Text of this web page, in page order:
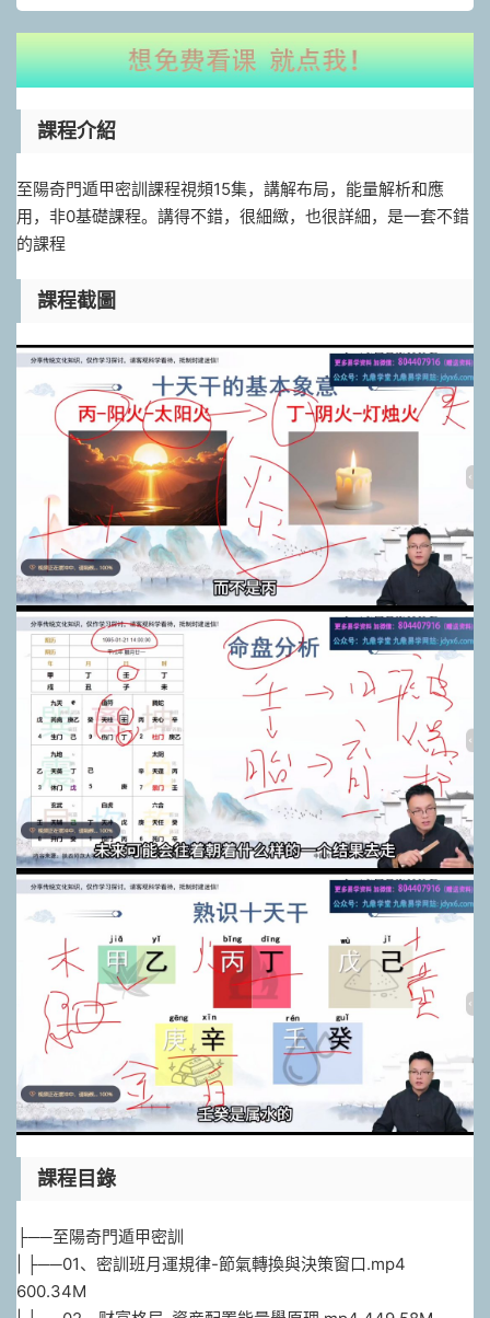
課程介紹
至陽奇門遁甲密訓課程視頻15集，講解布局，能量解析和應
用，非0基礎課程。講得不錯，很細緻，也很詳細，是一套不錯
的課程
課程截圖
課程目錄
├──至陽奇門遁甲密訓
| ├──01、密訓班月運規律-節氣轉換與決策窗口.mp4
600.34M